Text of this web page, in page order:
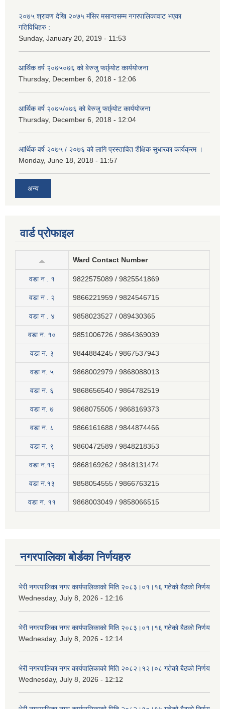
२०७५ श्रावण देखि २०७५ मंसिर मसान्तसम्म नगरपालिकावाट भएका
गतिविधिहरु :
Sunday, January 20, 2019 - 11:53
आर्थिक वर्ष २०७५०७६ को बेरुजु फर्छ्योट कार्ययोजना
Thursday, December 6, 2018 - 12:06
आर्थिक वर्ष २०७५/०७६ को बेरुजु फर्छ्योट कार्ययोजना
Thursday, December 6, 2018 - 12:04
आर्थिक वर्ष २०७५ / २०७६ को लागि प्रस्तावित शैक्षिक सुधारका कार्यक्रम ।
Monday, June 18, 2018 - 11:57
अन्य
वार्ड प्रोफाइल
Ward Contact Number
वडा न . १ 9822575089 / 9825541869
वडा न . २ 9866221959 / 9824546715
वडा न . ४ 9858023527 / 089430365
वडा न. १० 9851006726 / 9864369039
वडा न. ३ 9844884245 / 9867537943
वडा न. ५ 9868002979 / 9868088013
वडा न. ६ 9868656540 / 9864782519
वडा न. ७ 9868075505 / 9868169373
वडा न. ८ 9866161688 / 9844874466
वडा न. ९ 9860472589 / 9848218353
वडा न.१२ 9868169262 / 9848131474
वडा न.१३ 9858054555 / 9866763215
वडा न‍. ११ 9868003049 / 9858066515
नगरपालिका बोर्डका निर्णयहरु
भेरी नगरपालिका नगर कार्यपालिकाको मिति २०८३।०१।१६ गतेको बैठको निर्णय
Wednesday, July 8, 2026 - 12:16
भेरी नगरपालिका नगर कार्यपालिकाको मिति २०८३।०१।१६ गतेको बैठको निर्णय
Wednesday, July 8, 2026 - 12:14
भेरी नगरपालिका नगर कार्यपालिकाको मिति २०८२।१२।०८ गतेको बैठको निर्णय
Wednesday, July 8, 2026 - 12:12